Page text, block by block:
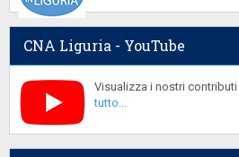
CNA Liguria - YouTube
Visualizza i nostri contributi
tutto...